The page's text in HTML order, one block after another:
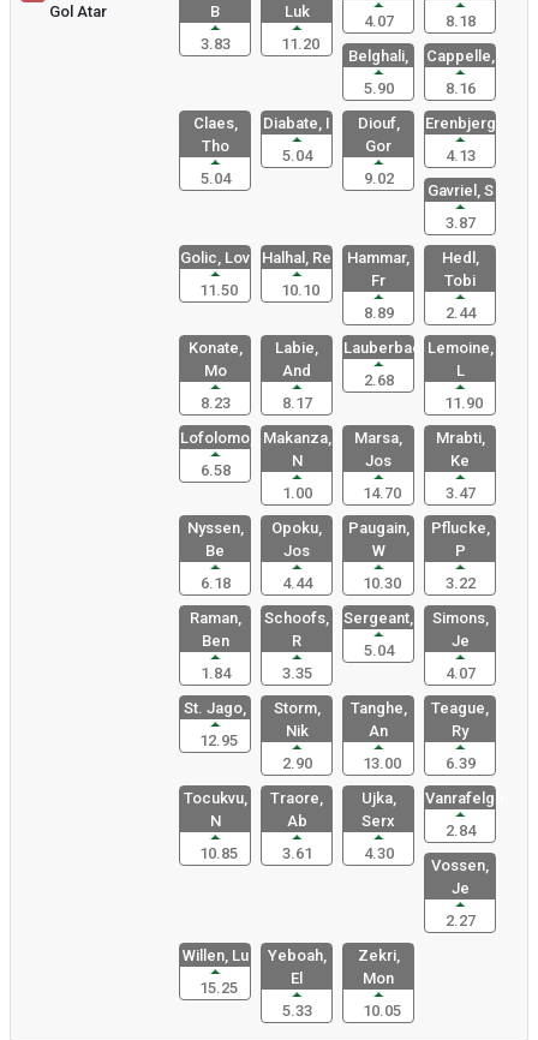
Gol Atar
B
3.83
Luk
11.20
4.07
8.18
Belghali,
5.90
Cappelle,
8.16
Claes,
Tho
5.04
Diabate, I
5.04
Diouf,
Gor
9.02
Erenbjerg,
4.13
Gavriel, S
3.87
Golic, Lov
11.50
Halhal, Re
10.10
Hammar,
Fr
8.89
Hedl,
Tobi
2.44
Konate,
Mo
8.23
Labie,
And
8.17
Lauberbach
2.68
Lemoine,
L
11.90
Lofolomo,
6.58
Makanza,
N
1.00
Marsa,
Jos
14.70
Mrabti,
Ke
3.47
Nyssen,
Be
6.18
Opoku,
Jos
4.44
Paugain,
W
10.30
Pflucke,
P
3.22
Raman,
Ben
1.84
Schoofs,
R
3.35
Sergeant,
5.04
Simons,
Je
4.07
St. Jago,
12.95
Storm,
Nik
2.90
Tanghe,
An
13.00
Teague,
Ry
6.39
Tocukvu,
N
10.85
Traore,
Ab
3.61
Ujka,
Serx
4.30
Vanrafelgh
2.84
Vossen,
Je
2.27
Willen, Lu
15.25
Yeboah,
El
5.33
Zekri,
Mon
10.05